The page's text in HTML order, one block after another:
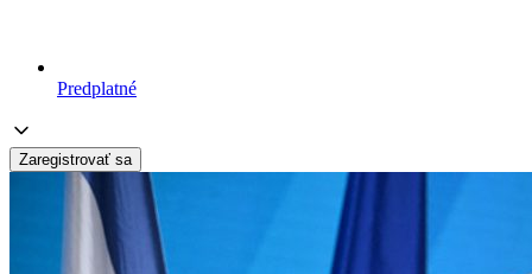
Predplatné
Zaregistrovať sa